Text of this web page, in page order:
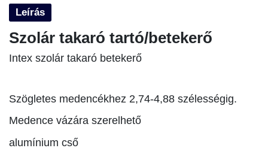
Leírás
Szolár takaró tartó/betekerő
Intex szolár takaró betekerő
Szögletes medencékhez 2,74-4,88 szélességig.
Medence vázára szerelhető
alumínium cső